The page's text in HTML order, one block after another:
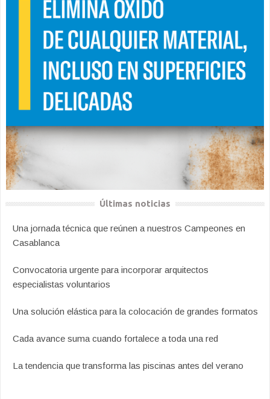
Últimas noticias
Una jornada técnica que reúnen a nuestros Campeones en
Casablanca
Convocatoria urgente para incorporar arquitectos
especialistas voluntarios
Una solución elástica para la colocación de grandes formatos
Cada avance suma cuando fortalece a toda una red
La tendencia que transforma las piscinas antes del verano